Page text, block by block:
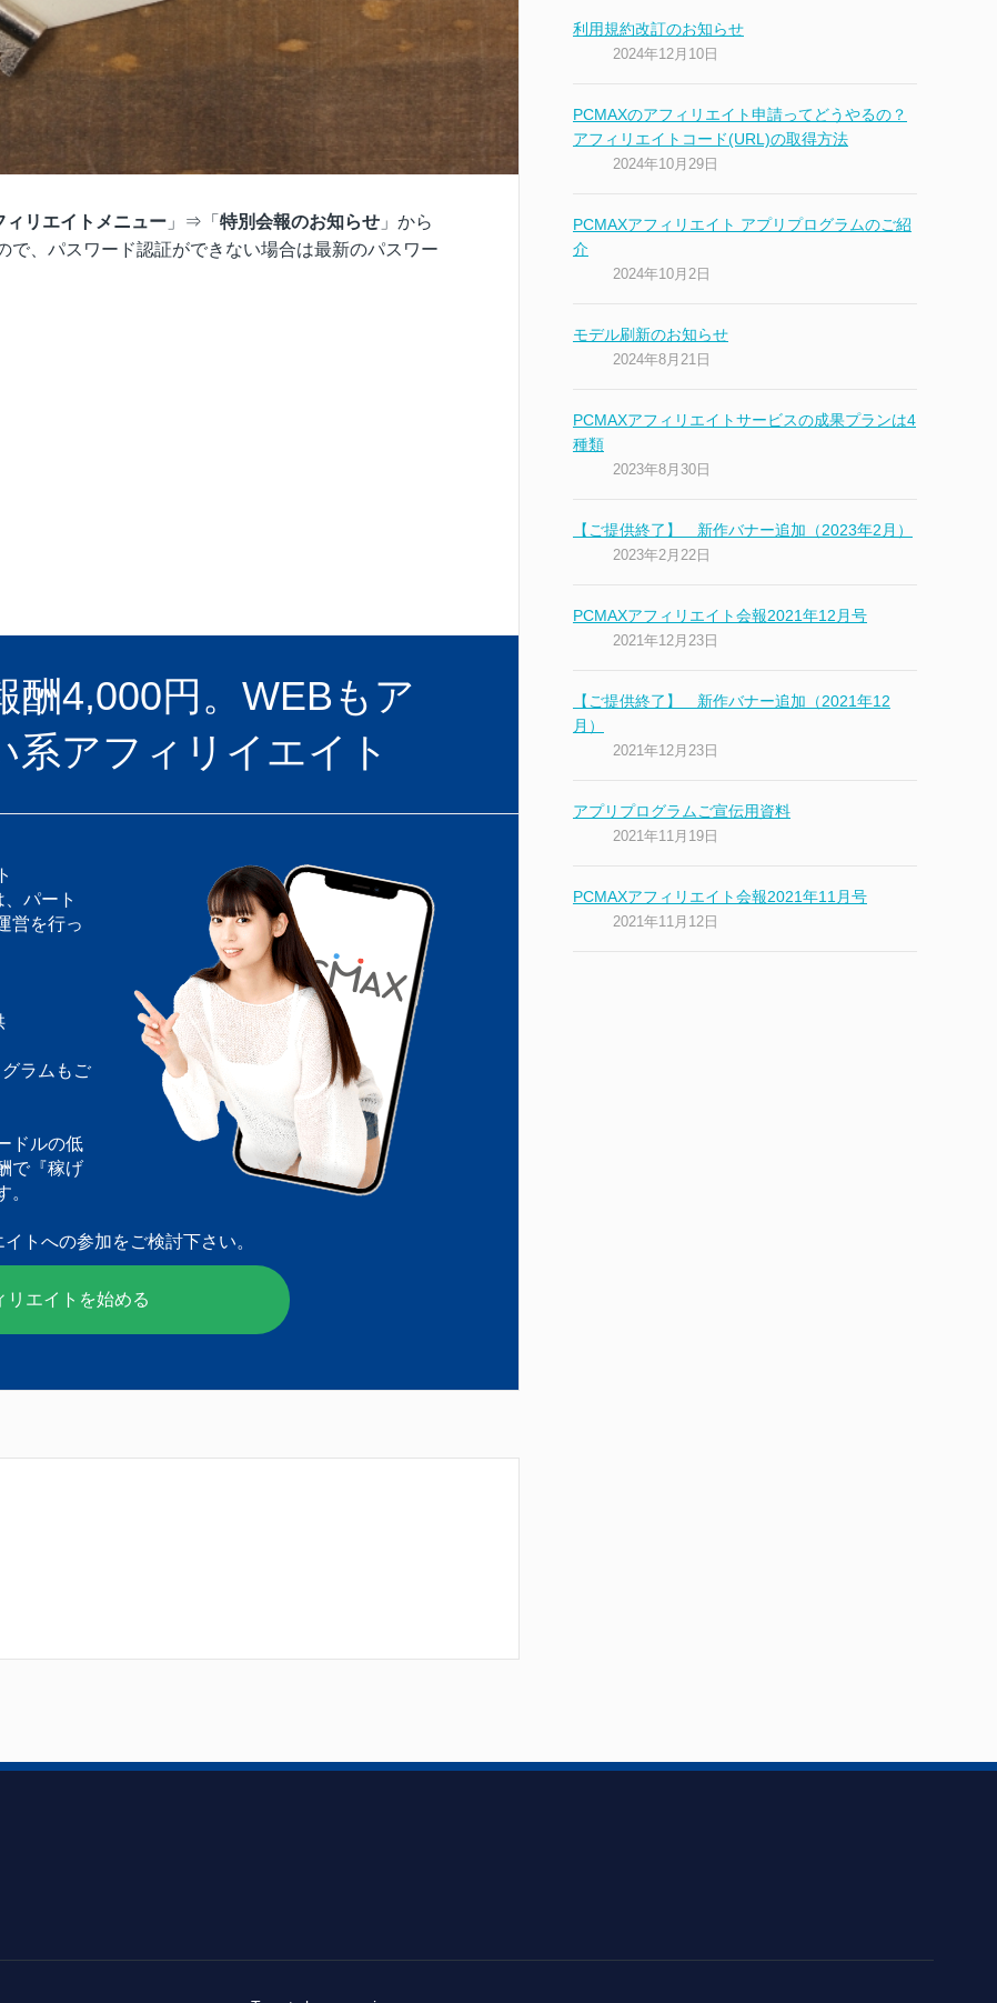
ィリエイトメニュー 」⇒「 特別会報のお知らせ 」から
で、パスワード認証ができない場合は最新のパスワー
酬4,000円。WEBもア
系アフィリイエイト
パート
営を行っ
ラムもご
ドルの低
で『稼げ
。
トへの参加をご検討下さい。
リエイトを始める
利用規約改訂のお知らせ
2024年12月10日
PCMAXのアフィリエイト申請ってどうやるの？
アフィリエイトコード(URL)の取得方法
2024年10月29日
PCMAXアフィリエイト アプリプログラムのご紹
介
2024年10月2日
モデル刷新のお知らせ
2024年8月21日
PCMAXアフィリエイトサービスの成果プランは4
種類
2023年8月30日
【ご提供終了】 新作バナー追加（2023年2月）
2023年2月22日
PCMAXアフィリエイト会報2021年12月号
2021年12月23日
【ご提供終了】 新作バナー追加（2021年12
月）
2021年12月23日
アプリプログラムご宣伝用資料
2021年11月19日
PCMAXアフィリエイト会報2021年11月号
2021年11月12日